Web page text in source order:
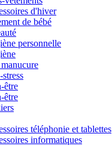
d'hiver
de bébé
personnelle
manucure
être
être
téléphonie et tablettes
informatiques